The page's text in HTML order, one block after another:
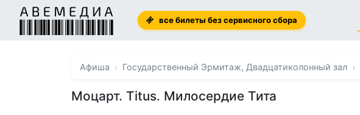
все билеты без сервисного сбора
Афиша Государственный Эрмитаж, Двадцатиколонный зал
Моцарт. Titus. Милосердие Тита